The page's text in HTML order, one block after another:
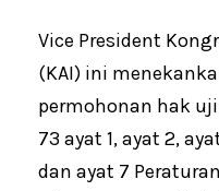
Vice President
(KAI) ini
permohonan hak
73 ayat 1, ayat 2,
dan ayat 7